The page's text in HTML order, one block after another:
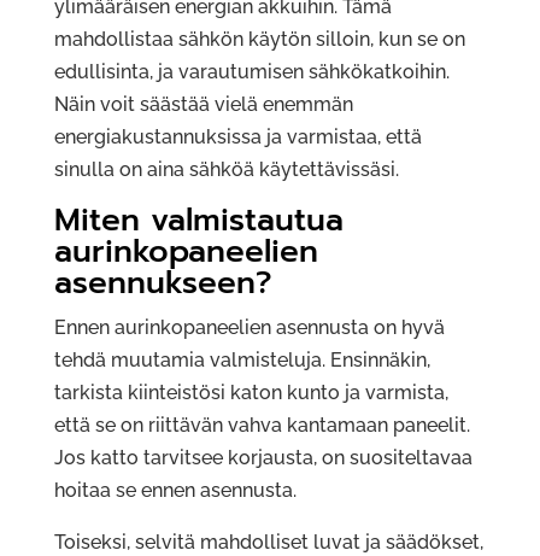
ylimääräisen energian akkuihin. Tämä
mahdollistaa sähkön käytön silloin, kun se on
edullisinta, ja varautumisen sähkökatkoihin.
Näin voit säästää vielä enemmän
energiakustannuksissa ja varmistaa, että
sinulla on aina sähköä käytettävissäsi.
Miten valmistautua
aurinkopaneelien
asennukseen?
Ennen aurinkopaneelien asennusta on hyvä
tehdä muutamia valmisteluja. Ensinnäkin,
tarkista kiinteistösi katon kunto ja varmista,
että se on riittävän vahva kantamaan paneelit.
Jos katto tarvitsee korjausta, on suositeltavaa
hoitaa se ennen asennusta.
Toiseksi, selvitä mahdolliset luvat ja säädökset,